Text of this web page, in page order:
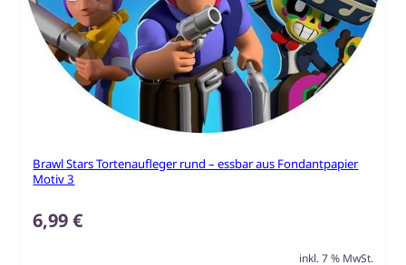
Brawl Stars Tortenaufleger rund – essbar aus Fondantpapier
Motiv 3
6,99€
inkl. 7 % MwSt.